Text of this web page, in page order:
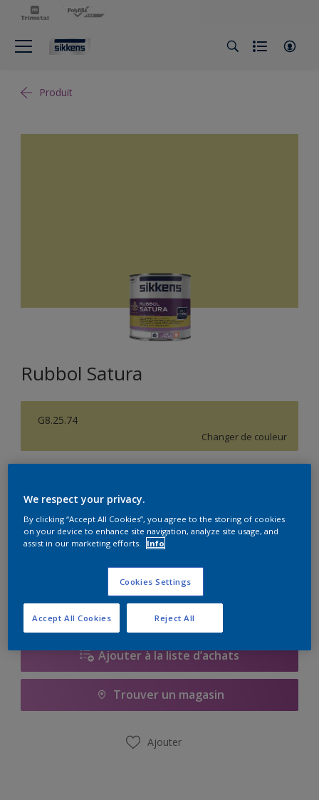
Produit
Rubbol Satura
G8.25.74
Changer de couleur
1L
Quantité Calculateur de peinture
Calculer
Ajouter à la liste d’achats
Trouver un magasin
Ajouter
We respect your privacy.
By clicking “Accept All Cookies”, you agree to the storing of cookies
on your device to enhance site navigation, analyze site usage, and
assist in our marketing efforts.
Info
Cookies Settings
Reject All
Accept All Cookies